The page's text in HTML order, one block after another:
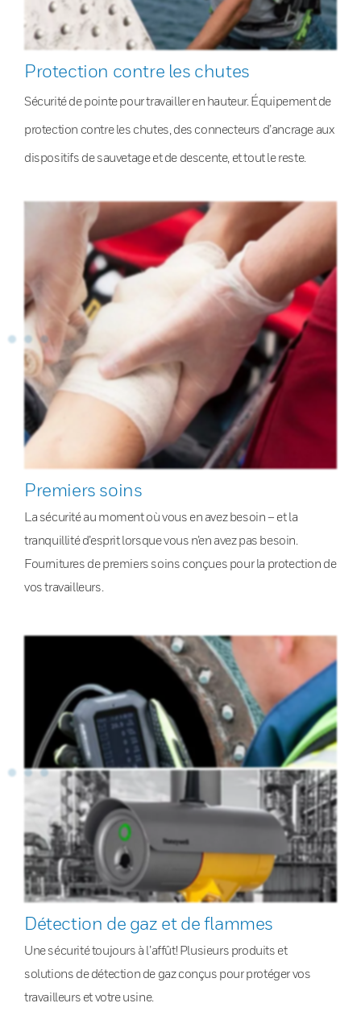
Protection contre les chutes
Sécurité de pointe pour travailler en hauteur. Équipement de
protection contre les chutes, des connecteurs d’ancrage aux
dispositifs de sauvetage et de descente, et tout le reste.
Premiers soins
La sécurité au moment où vous en avez besoin – et la
tranquillité d’esprit lorsque vous n’en avez pas besoin.
Fournitures de premiers soins conçues pour la protection de
vos travailleurs.
Détection de gaz et de flammes
Une sécurité toujours à l’affût! Plusieurs produits et
solutions de détection de gaz conçus pour protéger vos
travailleurs et votre usine.